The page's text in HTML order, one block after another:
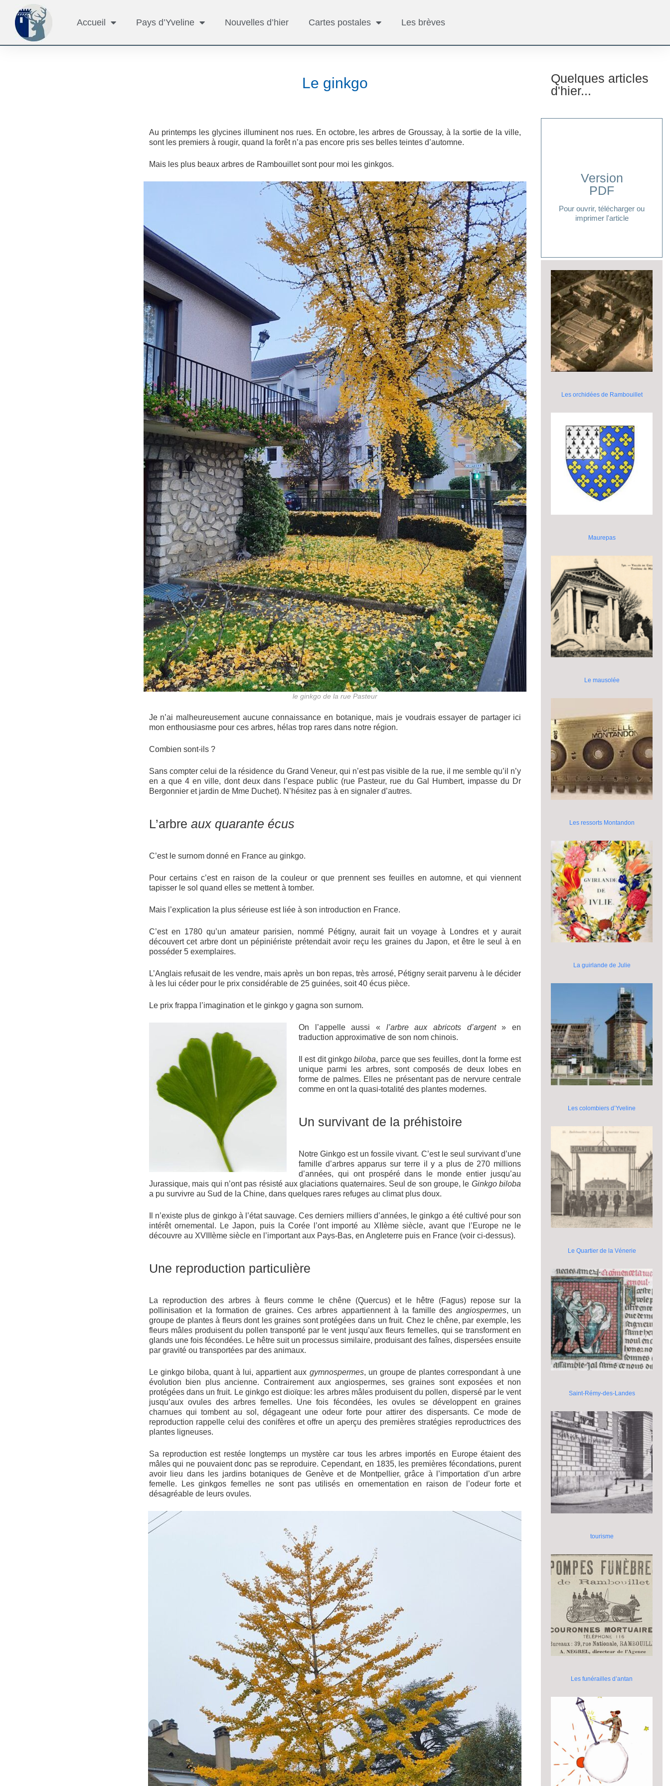
Accueil Pays d’Yveline Nouvelles d’hier Cartes postales Les brèves
Le ginkgo
Au printemps les glycines illuminent nos rues. En octobre, les arbres de Groussay, à la sortie de la ville,
sont les premiers à rougir, quand la forêt n’a pas encore pris ses belles teintes d’automne.
Mais les plus beaux arbres de Rambouillet sont pour moi les ginkgos.
le ginkgo de la rue Pasteur
Je n’ai malheureusement aucune connaissance en botanique, mais je voudrais essayer de partager ici
mon enthousiasme pour ces arbres, hélas trop rares dans notre région.
Combien sont-ils ?
Sans compter celui de la résidence du Grand Veneur, qui n’est pas visible de la rue, il me semble qu’il n’y
en a que 4 en ville, dont deux dans l’espace public (rue Pasteur, rue du Gal Humbert, impasse du Dr
Bergonnier et jardin de Mme Duchet). N’hésitez pas à en signaler d’autres.
L’arbre aux quarante écus
C’est le surnom donné en France au ginkgo.
Pour certains c’est en raison de la couleur or que prennent ses feuilles en automne, et qui viennent
tapisser le sol quand elles se mettent à tomber.
Mais l’explication la plus sérieuse est liée à son introduction en France.
C’est en 1780 qu’un amateur parisien, nommé Pétigny, aurait fait un voyage à Londres et y aurait
découvert cet arbre dont un pépiniériste prétendait avoir reçu les graines du Japon, et être le seul à en
posséder 5 exemplaires.
L’Anglais refusait de les vendre, mais après un bon repas, très arrosé, Pétigny serait parvenu à le décider
à les lui céder pour le prix considérable de 25 guinées, soit 40 écus pièce.
Le prix frappa l’imagination et le ginkgo y gagna son surnom.
On l’appelle aussi « l’arbre aux abricots d’argent» en
traduction approximative de son nom chinois.
Il est dit ginkgobiloba, parce que ses feuilles, dont la forme est
unique parmi les arbres, sont composés de deux lobes en
forme de palmes. Elles ne présentant pas de nervure centrale
comme en ont la quasi-totalité des plantes modernes.
Un survivant de la préhistoire
Notre Ginkgo est un fossile vivant. C’est le seul survivant d’une
famille d’arbres apparus sur terre il y a plus de 270 millions
d’années, qui ont prospéré dans le monde entier jusqu’au
Jurassique, mais qui n’ont pas résisté aux glaciations quaternaires. Seul de son groupe, le Ginkgo biloba
a pu survivre au Sud de la Chine, dans quelques rares refuges au climat plus doux.
Il n’existe plus de ginkgo à l’état sauvage. Ces derniers milliers d’années, le ginkgo a été cultivé pour son
intérêt ornemental. Le Japon, puis la Corée l’ont importé au XIIème siècle, avant que l’Europe ne le
découvre au XVIIIème siècle en l’important aux Pays-Bas, en Angleterre puis en France (voir ci-dessus).
Une reproduction particulière
La reproduction des arbres à fleurs comme le chêne (Quercus) et le hêtre (Fagus) repose sur la
pollinisation et la formation de graines. Ces arbres appartiennent à la famille des angiospermes, un
groupe de plantes à fleurs dont les graines sont protégées dans un fruit. Chez le chêne, par exemple, les
fleurs mâles produisent du pollen transporté par le vent jusqu’aux fleurs femelles, qui se transforment en
glands une fois fécondées. Le hêtre suit un processus similaire, produisant des faînes, dispersées ensuite
par gravité ou transportées par des animaux.
Le ginkgo biloba, quant à lui, appartient aux gymnospermes, un groupe de plantes correspondant à une
évolution bien plus ancienne. Contrairement aux angiospermes, ses graines sont exposées et non
protégées dans un fruit. Le ginkgo est dioïque: les arbres mâles produisent du pollen, dispersé par le vent
jusqu’aux ovules des arbres femelles. Une fois fécondées, les ovules se développent en graines
charnues qui tombent au sol, dégageant une odeur forte pour attirer des dispersants. Ce mode de
reproduction rappelle celui des conifères et offre un aperçu des premières stratégies reproductrices des
plantes ligneuses.
Sa reproduction est restée longtemps un mystère car tous les arbres importés en Europe étaient des
mâles qui ne pouvaient donc pas se reproduire. Cependant, en 1835, les premières fécondations, purent
avoir lieu dans les jardins botaniques de Genève et de Montpellier, grâce à l’importation d’un arbre
femelle. Les ginkgos femelles ne sont pas utilisés en ornementation en raison de l’odeur forte et
désagréable de leurs ovules.
Quelques articles
d'hier...
Version
PDF
Pour ouvrir, télécharger ou
imprimer l'article
Cliquer ici
Les orchidées de Rambouillet
Maurepas
Le mausolée
Les ressorts Montandon
La guirlande de Julie
Les colombiers d’Yveline
Le Quartier de la Vénerie
Saint-Rémy-des-Landes
tourisme
Les funérailles d’antan